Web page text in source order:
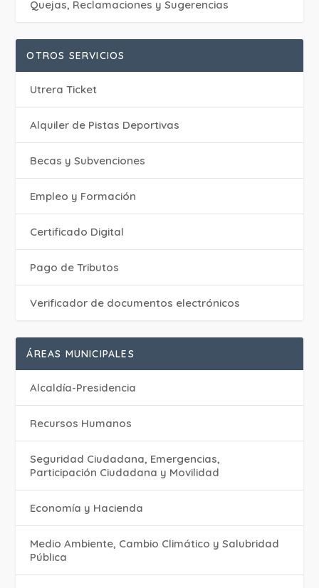
Quejas, Reclamaciones y Sugerencias
OTROS SERVICIOS
Utrera Ticket
Alquiler de Pistas Deportivas
Becas y Subvenciones
Empleo y Formación
Certificado Digital
Pago de Tributos
Verificador de documentos electrónicos
ÁREAS MUNICIPALES
Alcaldía-Presidencia
Recursos Humanos
Seguridad Ciudadana, Emergencias,
Participación Ciudadana y Movilidad
Economía y Hacienda
Medio Ambiente, Cambio Climático y Salubridad
Pública